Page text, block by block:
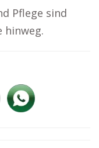
Pflege sind
hinweg.